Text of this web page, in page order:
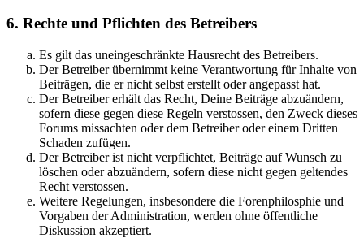
6. Rechte und Pflichten des Betreibers
Es gilt das uneingeschränkte Hausrecht des Betreibers.
Der Betreiber übernimmt keine Verantwortung für Inhalte von
Beiträgen, die er nicht selbst erstellt oder angepasst hat.
Der Betreiber erhält das Recht, Deine Beiträge abzuändern,
sofern diese gegen diese Regeln verstossen, den Zweck dieses
Forums missachten oder dem Betreiber oder einem Dritten
Schaden zufügen.
Der Betreiber ist nicht verpflichtet, Beiträge auf Wunsch zu
löschen oder abzuändern, sofern diese nicht gegen geltendes
Recht verstossen.
Weitere Regelungen, insbesondere die Forenphilosphie und
Vorgaben der Administration, werden ohne öffentliche
Diskussion akzeptiert.